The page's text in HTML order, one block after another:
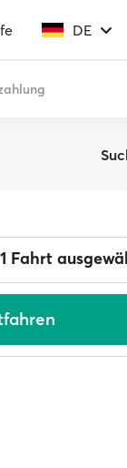
DE
Fahrt